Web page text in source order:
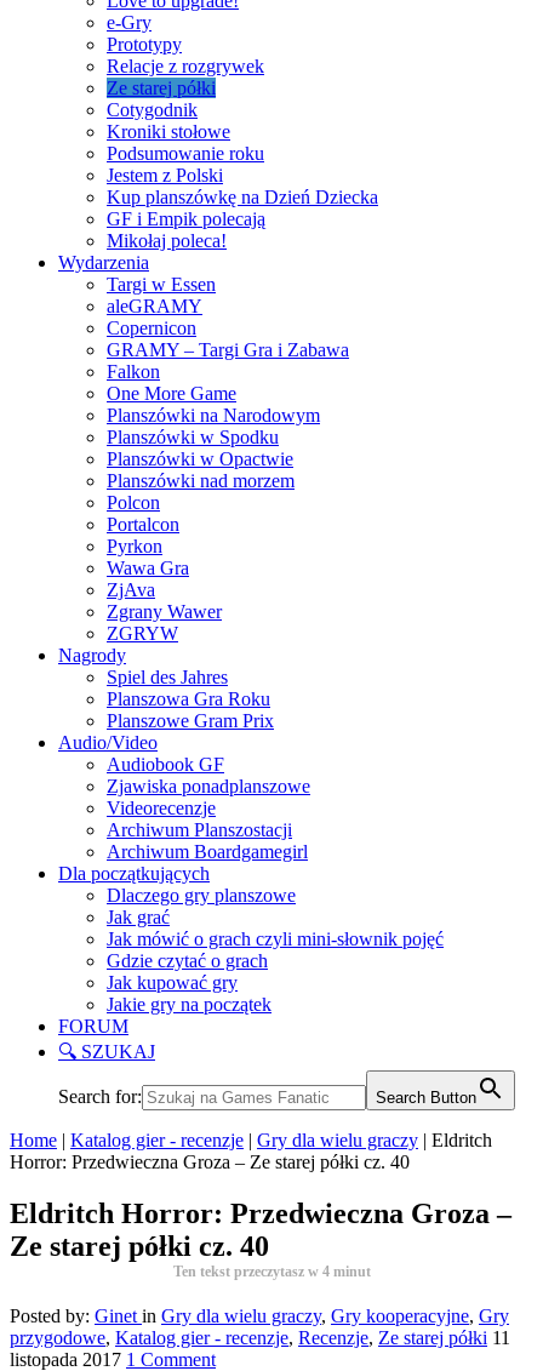
e-Gry
Prototypy
Relacje z rozgrywek
Ze starej półki
Cotygodnik
Kroniki stołowe
Podsumowanie roku
Jestem z Polski
Kup planszówkę na Dzień Dziecka
GF i Empik polecają
Mikołaj poleca!
Wydarzenia
Targi w Essen
aleGRAMY
Copernicon
GRAMY – Targi Gra i Zabawa
Falkon
One More Game
Planszówki na Narodowym
Planszówki w Spodku
Planszówki w Opactwie
Planszówki nad morzem
Polcon
Portalcon
Pyrkon
Wawa Gra
ZjAva
Zgrany Wawer
ZGRYW
Nagrody
Spiel des Jahres
Planszowa Gra Roku
Planszowe Gram Prix
Audio/Video
Audiobook GF
Zjawiska ponadplanszowe
Videorecenzje
Archiwum Planszostacji
Archiwum Boardgamegirl
Dla początkujących
Dlaczego gry planszowe
Jak grać
Jak mówić o grach czyli mini-słownik pojęć
Gdzie czytać o grach
Jak kupować gry
Jakie gry na początek
FORUM
🔍 SZUKAJ
Search for: Search Button
Home | Katalog gier - recenzje | Gry dla wielu graczy | Eldritch
Horror: Przedwieczna Groza – Ze starej półki cz. 40
Eldritch Horror: Przedwieczna Groza –
Ze starej półki cz. 40
Ten tekst przeczytasz w 4 minut
Posted by: Ginet in Gry dla wielu graczy, Gry kooperacyjne, Gry
przygodowe, Katalog gier - recenzje, Recenzje, Ze starej półki 11
listopada 2017 1 Comment